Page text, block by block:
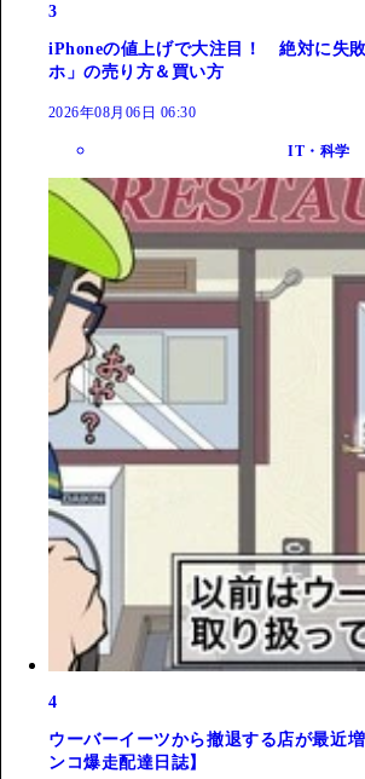
3
iPhoneの値上げで大注目！ 絶対に失
ホ」の売り方＆買い方
2026年08月06日 06:30
IT・科学
4
ウーバーイーツから撤退する店が最近
ンコ爆走配達日誌】